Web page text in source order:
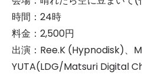
時間：24時
料金：2,500円
出演：Ree.K (Hypnodisk)、
YUTA(LDG/Matsuri Digital